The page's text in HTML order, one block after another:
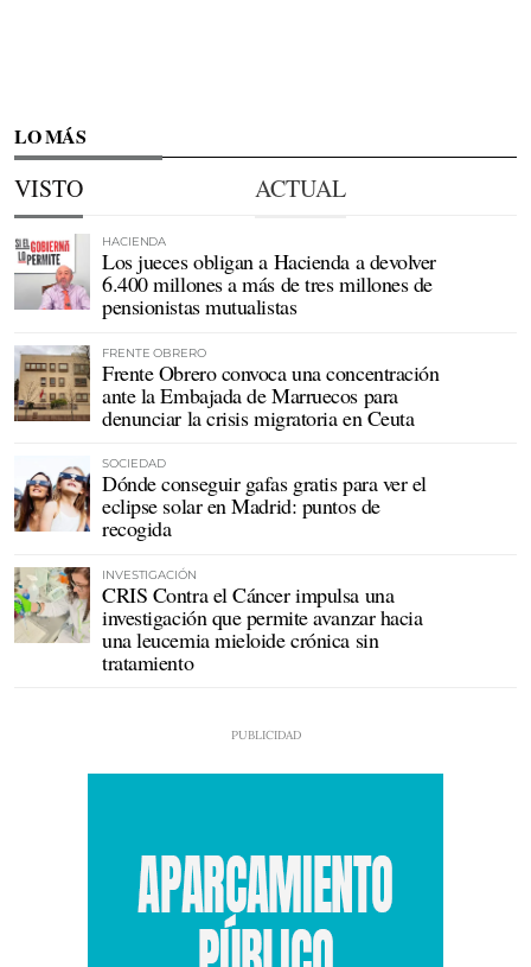
LO MÁS
VISTO ACTUAL
HACIENDA
Los jueces obligan a Hacienda a devolver
6.400 millones a más de tres millones de
pensionistas mutualistas
FRENTE OBRERO
Frente Obrero convoca una concentración
ante la Embajada de Marruecos para
denunciar la crisis migratoria en Ceuta
SOCIEDAD
Dónde conseguir gafas gratis para ver el
eclipse solar en Madrid: puntos de
recogida
INVESTIGACIÓN
CRIS Contra el Cáncer impulsa una
investigación que permite avanzar hacia
una leucemia mieloide crónica sin
tratamiento